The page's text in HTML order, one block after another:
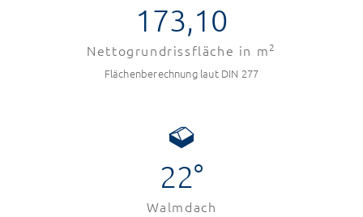
173,10
Nettogrundrissfläche in m2
Flächenberechnung laut DIN 277
22°
Walmdach